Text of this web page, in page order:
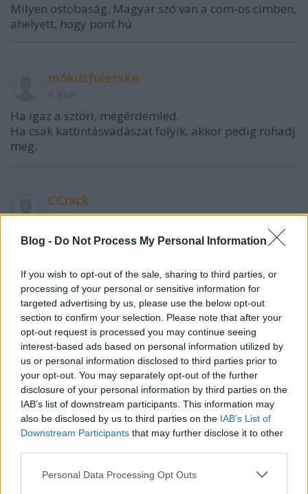
Blog - Do Not Process My Personal Information
If you wish to opt-out of the sale, sharing to third parties, or
processing of your personal or sensitive information for
targeted advertising by us, please use the below opt-out
section to confirm your selection. Please note that after your
opt-out request is processed you may continue seeing
interest-based ads based on personal information utilized by
us or personal information disclosed to third parties prior to
your opt-out. You may separately opt-out of the further
disclosure of your personal information by third parties on the
IAB’s list of downstream participants. This information may
also be disclosed by us to third parties on the IAB’s List of
Downstream Participants that may further disclose it to other
Please note that this website/app uses one or more Google
Personal Data Processing Opt Outs
Milyen ostobaság. Magyar szó van a com-os címben,
ahelyett, hogy pont hú
mókusfülecske
Ha igaz a sztori, megérdemled.
Ha csak kattintásvadászat folyik, akkor pedig rohadj
meg.
CCnick
6 éve
A posztot olvasva egyre gyanusabb lett nekem, hogy
És tényleg.
perelli
6 éve
Hivatalos gyári webshopon kívül nem lehet a címben
márkanév. Világcég meg nem igazán magyarul
szokta elvezni a hivatalos shopját. Szóval egyből
leeshetett volna. Ezen kívül van 5-10 fix dolog,
amiből bárki rájöhet...